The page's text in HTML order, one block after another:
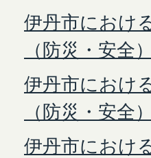
伊丹市におけ
（防災・安
伊丹市におけ
（防災・安
伊丹市におけ